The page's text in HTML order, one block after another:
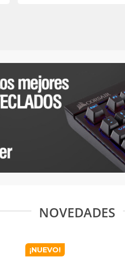
NOVEDADES
¡NUEVO!